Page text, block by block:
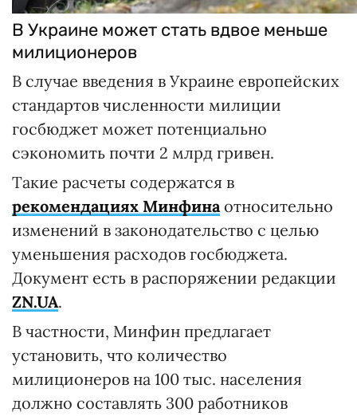
В Украине может стать вдвое меньше
милиционеров
В случае введения в Украине европейских
стандартов численности милиции
госбюджет может потенциально
сэкономить почти 2 млрд гривен.
Такие расчеты содержатся в
рекомендациях Минфинаотносительно
изменений в законодательство с целью
уменьшения расходов госбюджета.
Документ есть в распоряжении редакции
ZN.UA.
В частности, Минфин предлагает
установить, что количество
милиционеров на 100 тыс. населения
должно составлять 300 работников